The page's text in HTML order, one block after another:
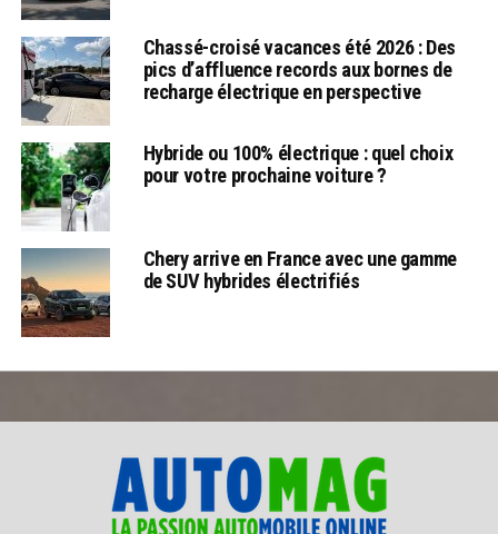
Chassé-croisé vacances été 2026 : Des
pics d’affluence records aux bornes de
recharge électrique en perspective
Hybride ou 100% électrique : quel choix
pour votre prochaine voiture ?
Chery arrive en France avec une gamme
de SUV hybrides électrifiés